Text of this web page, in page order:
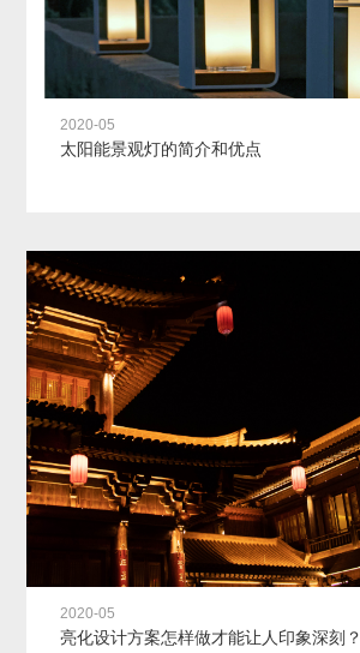
2020-05
太阳能景观灯的简介和优点
2020-05
亮化设计方案怎样做才能让人印象深刻？